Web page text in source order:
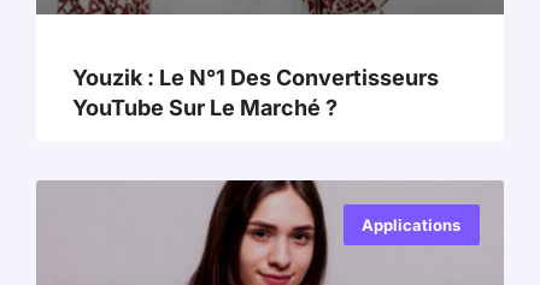
Youzik : Le N°1 Des Convertisseurs
YouTube Sur Le Marché ?
Applications